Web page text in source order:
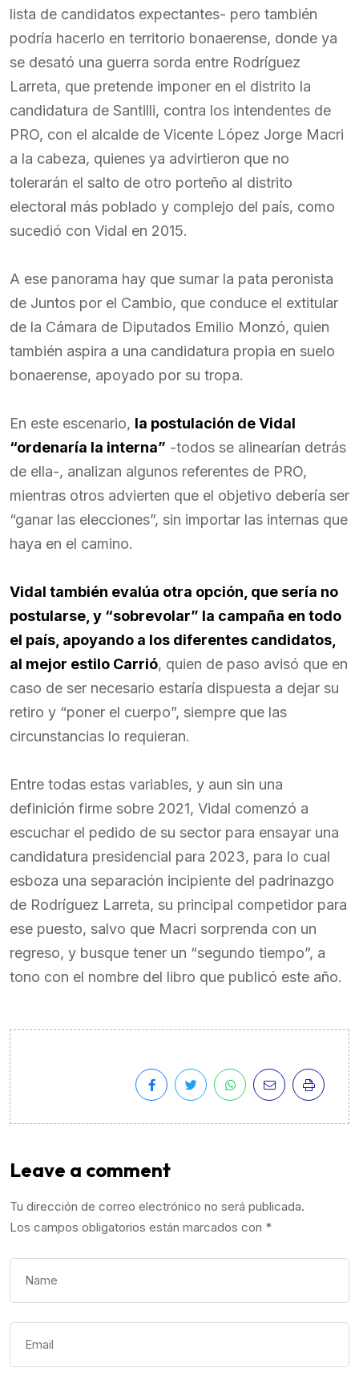
lista de candidatos expectantes- pero también
podría hacerlo en territorio bonaerense, donde ya
se desató una guerra sorda entre Rodríguez
Larreta, que pretende imponer en el distrito la
candidatura de Santilli, contra los intendentes de
PRO, con el alcalde de Vicente López Jorge Macri
a la cabeza, quienes ya advirtieron que no
tolerarán el salto de otro porteño al distrito
electoral más poblado y complejo del país, como
sucedió con Vidal en 2015.
A ese panorama hay que sumar la pata peronista
de Juntos por el Cambio, que conduce el extitular
de la Cámara de Diputados Emilio Monzó, quien
también aspira a una candidatura propia en suelo
bonaerense, apoyado por su tropa.
En este escenario, la postulación de Vidal
“ordenaría la interna” -todos se alinearían detrás
de ella-, analizan algunos referentes de PRO,
mientras otros advierten que el objetivo debería ser
“ganar las elecciones”, sin importar las internas que
haya en el camino.
Vidal también evalúa otra opción, que sería no
postularse, y “sobrevolar” la campaña en todo
el país, apoyando a los diferentes candidatos,
al mejor estilo Carrió, quien de paso avisó que en
caso de ser necesario estaría dispuesta a dejar su
retiro y “poner el cuerpo”, siempre que las
circunstancias lo requieran.
Entre todas estas variables, y aun sin una
definición firme sobre 2021, Vidal comenzó a
escuchar el pedido de su sector para ensayar una
candidatura presidencial para 2023, para lo cual
esboza una separación incipiente del padrinazgo
de Rodríguez Larreta, su principal competidor para
ese puesto, salvo que Macri sorprenda con un
regreso, y busque tener un “segundo tiempo”, a
tono con el nombre del libro que publicó este año.
Leave a comment
Tu dirección de correo electrónico no será publicada.
Los campos obligatorios están marcados con *